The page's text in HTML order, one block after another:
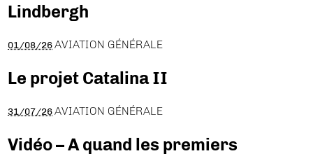
Lindbergh
01/08/26 AVIATION GÉNÉRALE
Le projet Catalina II
31/07/26 AVIATION GÉNÉRALE
Vidéo – A quand les premiers